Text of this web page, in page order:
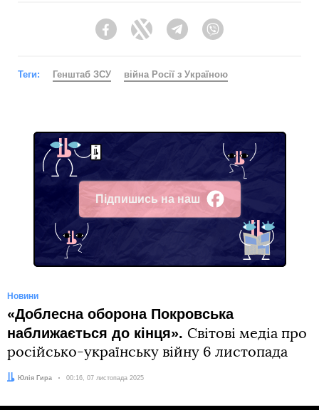
FacebookTwitter Telegram
Теги: Генштаб ЗСУ війна Росії з Україною
Підпишись на наш
Facebook
Новини
«Доблесна оборона Покровська
наближається до кінця». Світові медіа про
російсько-українську війну 6 листопада
Автор:Юлія Гира Дата:
00:16, 07 листопада 2025